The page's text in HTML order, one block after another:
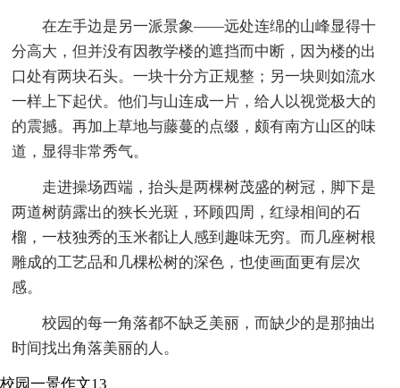
在左手边是另一派景象——远处连绵的山峰显得十
分高大，但并没有因教学楼的遮挡而中断，因为楼的出
口处有两块石头。一块十分方正规整；另一块则如流水
一样上下起伏。他们与山连成一片，给人以视觉极大的
的震撼。再加上草地与藤蔓的点缀，颇有南方山区的味
道，显得非常秀气。
走进操场西端，抬头是两棵树茂盛的树冠，脚下是
两道树荫露出的狭长光斑，环顾四周，红绿相间的石
榴，一枝独秀的玉米都让人感到趣味无穷。而几座树根
雕成的工艺品和几棵松树的深色，也使画面更有层次
感。
校园的每一角落都不缺乏美丽，而缺少的是那抽出
时间找出角落美丽的人。
校园一景作文13